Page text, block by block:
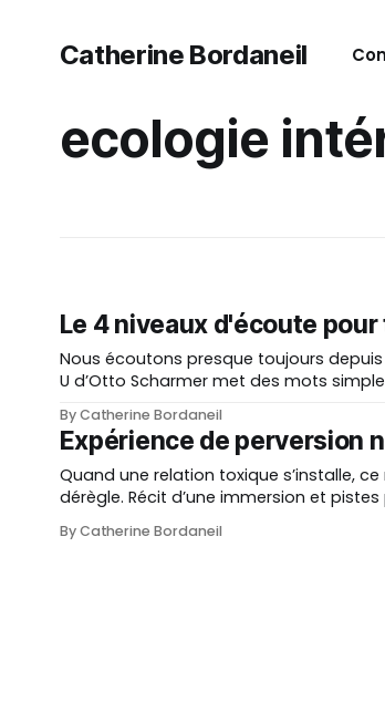
Catherine Bordaneil
ecologie
Le 4 niveaux d'écoute
Nous écoutons presque toujours depuis
U d’Otto Scharmer met des mots
By Catherine Bordaneil
Expérience de perversion
Quand une relation toxique s’installe,
dérègle. Récit d’une immersion et
By Catherine Bordaneil